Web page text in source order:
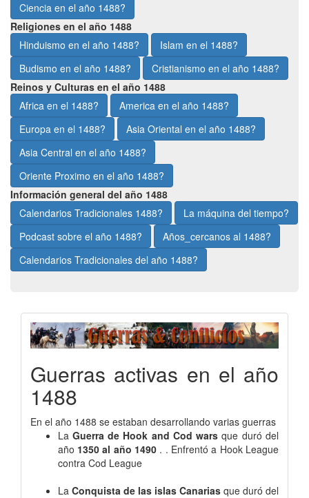
Ciencia en el año 1488?
Religiones en el año 1488
Hinduismo en el año 1488?
Islam en el 1488?
Budismo en el año 1488?
Cristianismo en el año 1488?
Reinos y Culturas en el año 1488
Africa en el 1488?
America en el año 1488?
Europa en el 1488?
Asia Oriental en el año 1488?
Asia Central en el año 1488?
Oriente Proximo en el año 1488?
Información general del año 1488
Calendarios Tradicionales 1488?
La máquina del tiempo?
Podcast sobre el año 1488?
Años_cercanos al 1488?
Calendarios Tradicionales del año 1488?
Guerras activas en el año
1488
En el año 1488 se estaban desarrollando varias guerras
La Guerra de Hook and Cod wars que duró del
año 1350 al año 1490 . . Enfrentó a Hook League
contra Cod League
La Conquista de las islas Canarias que duró del